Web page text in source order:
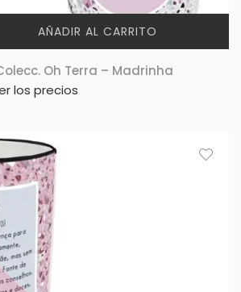
AÑADIR AL CARRITO
Oh Terra – Madrinha
los precios